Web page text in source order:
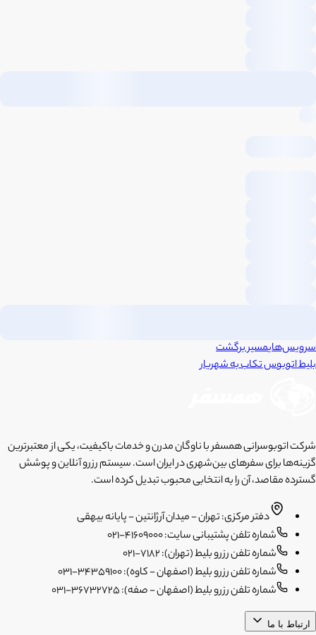
سرویس‌هایمسیر برگشت
بلیط اتوبوستکاببهشهریار
شرکت اتوبوسرانی همسفر با ناوگان مدرن و خدمات باکیفیت، یکی از معتبرترین
گزینه‌ها برای سفرهای بین‌شهری در ایران است. سیستم رزرو آنلاین و پوشش
گسترده مقاصد، آن را به انتخابی محبوب تبدیل کرده است.
دفتر مرکزی: تهران - میدان آرژانتین - پایانه بیهقی
شماره تلفن پشتیبانی سایت: 41609000-021
شماره تلفن رزرو بلیط (تهران): 7182-021
شماره تلفن رزرو بلیط (اصفهان - کاوه): 34359100-031
شماره تلفن رزرو بلیط (اصفهان - صفه): 36732725-031
ارتباط با ما